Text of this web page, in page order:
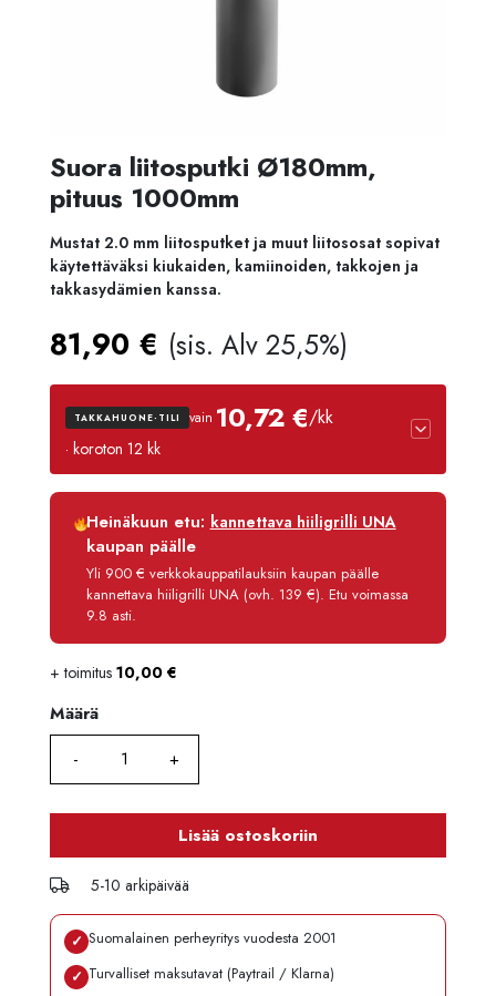
Suora liitosputki Ø180mm,
pituus 1000mm
Mustat 2.0 mm liitosputket ja muut liitososat sopivat
käytettäväksi kiukaiden, kamiinoiden, takkojen ja
takkasydämien kanssa.
81,90 € (sis. Alv 25,5%)
TAKKAHUONE-TILI vain 10,72 €/kk
· koroton 12 kk
Luottoaika
12 kk
Korko
Käsittelymaksu
3,90 €/kk
Maksettava yhteensä
128,70 €
Heinäkuun etu: kannettava hiiligrilli UNA
kaupan päälle
Yli 900 € verkkokauppatilauksiin kaupan päälle
kannettava hiiligrilli UNA (ovh. 139 €). Etu voimassa
9.8 asti.
+ toimitus 10,00 €
Määrä
Määrä
Lisää ostoskoriin
5-10 arkipäivää
✓ Suomalainen perheyritys vuodesta 2001
✓ Turvalliset maksutavat (Paytrail / Klarna)